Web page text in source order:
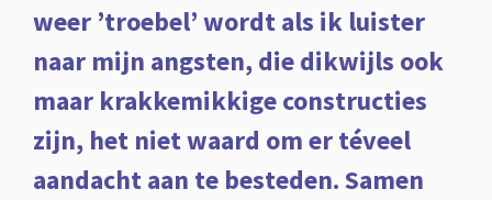
weer ’troebel’ wordt als ik luister
naar mijn angsten, die dikwijls ook
maar krakkemikkige constructies
zijn, het niet waard om er téveel
aandacht aan te besteden. Samen